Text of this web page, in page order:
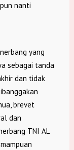
nanti
yang
sebagai tanda
dan tidak
brevet
dan
TNI AL